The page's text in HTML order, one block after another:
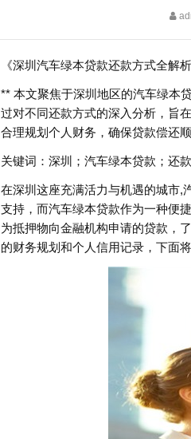
《深圳汽车绿本贷款还款方式全解析
** 本文聚焦于深圳地区的汽车绿本
过对不同还款方式的深入分析，旨
合理规划个人财务，确保贷款偿还
关键词：深圳；汽车绿本贷款；还
在深圳这座充满活力与机遇的城市,
支持，而汽车绿本贷款作为一种便
为抵押物向金融机构申请的贷款，
的财务规划和个人信用记录，下面